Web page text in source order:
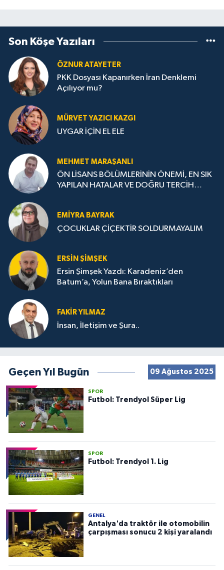
Son Köşe Yazıları
ÖZNUR ATAYETER
PKK Dosyası Kapanırken İran Denklemi
Açılıyor mu?
MÜRVET YAZICI KAZGI
UYGAR İÇİN EL ELE
MEHMET MARAŞANLI
ÖN LİSANS BÖLÜMLERİNİN ÖNEMİ, EN SIK
YAPILAN HATALAR VE DOĞRU TERCİH
EMIYRA BAYRAK
ÇOCUKLAR ÇİÇEKTİR SOLDURMAYALIM
ERSIN ŞIMŞEK
Ersin Şimşek Yazdı: Karadeniz’den
Batum’a, Yolun Bana Bıraktıkları
FAKIR YILMAZ
İnsan, İletişim ve Şura..
Geçen Yıl Bugün 09 Ağustos 2025
SPOR
Futbol: Trendyol Süper Lig
SPOR
Futbol: Trendyol 1. Lig
GENEL
Antalya'da traktör ile otomobilin
çarpışması sonucu 2 kişi yaralandı